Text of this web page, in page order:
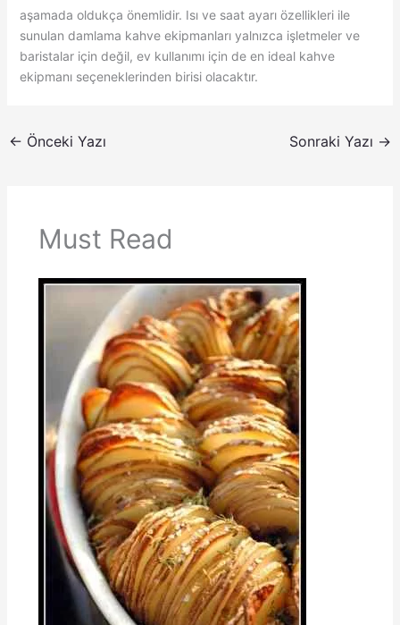
aşamada oldukça önemlidir. Isı ve saat ayarı özellikleri ile
sunulan damlama kahve ekipmanları yalnızca işletmeler ve
baristalar için değil, ev kullanımı için de en ideal kahve
ekipmanı seçeneklerinden birisi olacaktır.
← Önceki Yazı Sonraki Yazı →
Must Read